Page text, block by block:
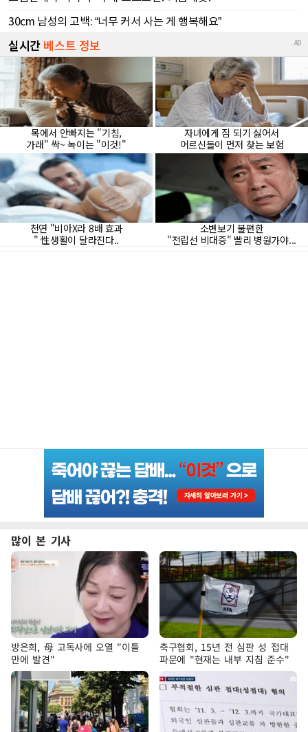
많이 본 기사
방은희, 母 고독사에 오열 "이틀
만에 발견"
축구협회, 15년 전 심판 성 접대
파문에 "현재는 내부 지침 준수"